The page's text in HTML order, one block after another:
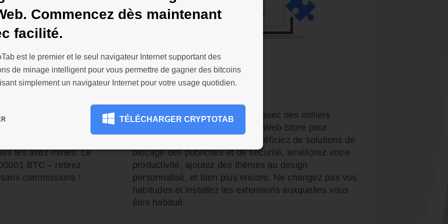
Commencez dès maintenant
facilité.
est le premier et le seul navigateur Internet supportant des
de minage intelligent pour vous permettre de gagner des bitcoins
simplement un navigateur Internet pour votre usage quotidien.
TÉLÉCHARGER CRYPTOTAB
aucune
le journal des
! CryptoTab
de paiements par
les avez minés. Le
BTC – retirez
sans commissions !
200 000 extensions
Personnalisez votre navigateur avec des milliers
d'extensions issues du Chrome Web Store pour
satisfaire tous vos besoins : bénéficiez de solutions de
blocage des publicités et de sécurité, améliorez votre
productivité, ajoutez des thèmes au design
personnalisé, et bien plus encore. Ne changez pas vos
habitudes et installez les extensions auxquelles vous
êtes habitué.